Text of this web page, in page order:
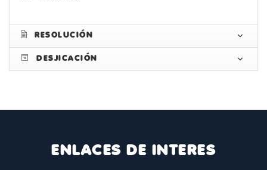
RESOLUCIÓN
DESJICACIÓN
ENLACES DE INTERES